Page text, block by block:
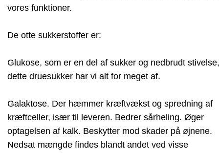
vores funktioner.
De otte sukkerstoffer er:
Glukose, som er en del af sukker og nedbrudt
dette druesukker har vi alt for meget af.
Galaktose. Der hæmmer kræftvækst og spredning af
kræftceller, især til leveren. Bedrer sårheling. Øger
optagelsen af kalk. Beskytter mod skader på øjnene.
Nedsat mængde findes blandt andet ved visse